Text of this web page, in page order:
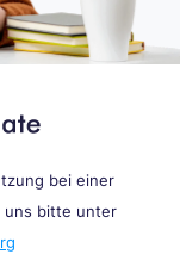
bei einer
uns bitte unter